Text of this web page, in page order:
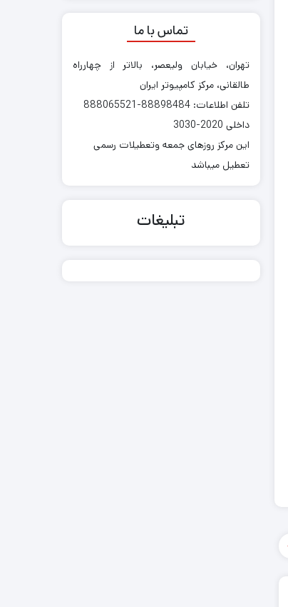
تماس با ما
تهران، خیابان ولیعصر، بالاتر از چهارراه
طالقانی، مرکز کامپیوتر ایران
تلفن اطلاعات: 88898484-888065521
داخلی 2020-3030
این مرکز روزهای جمعه وتعطیلات رسمی
تعطیل میباشد
تبلیغات